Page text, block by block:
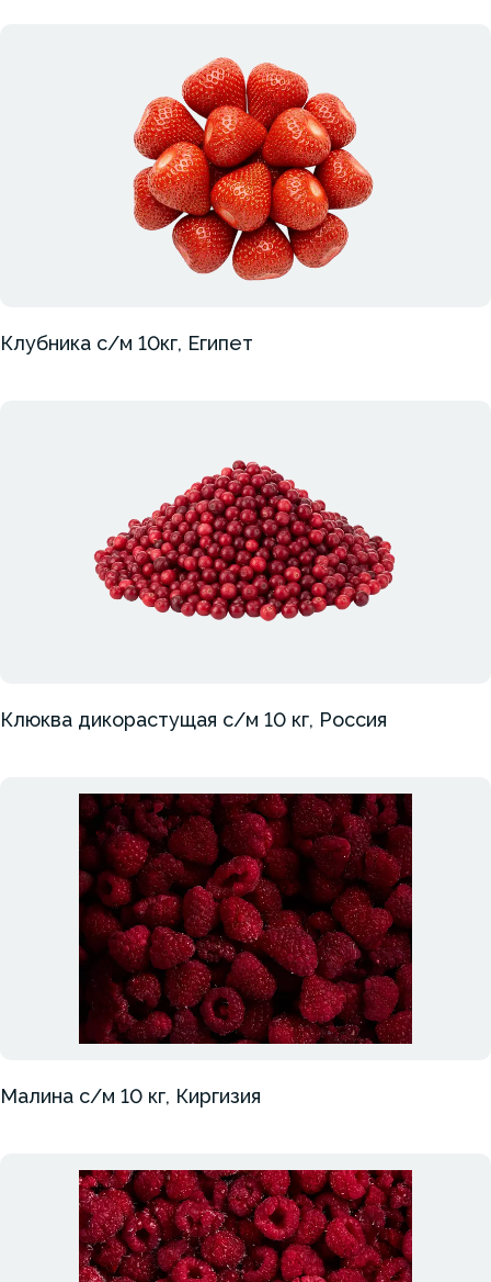
Клубника с/м 10кг, Египет
Клюква дикорастущая с/м 10 кг, Россия
Малина с/м 10 кг, Киргизия